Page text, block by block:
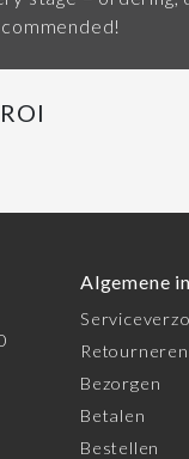
Algemene
Retourneren
Bezorgen
Betalen
Bestellen